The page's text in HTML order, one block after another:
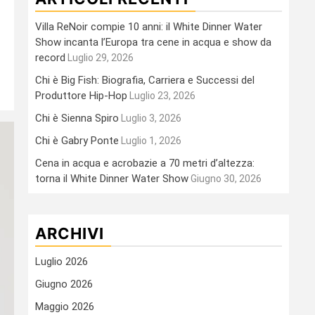
Villa ReNoir compie 10 anni: il White Dinner Water
Show incanta l’Europa tra cene in acqua e show da
record
Luglio 29, 2026
Chi è Big Fish: Biografia, Carriera e Successi del
Produttore Hip-Hop
Luglio 23, 2026
Chi è Sienna Spiro Luglio 3, 2026
Chi è Gabry Ponte Luglio 1, 2026
Cena in acqua e acrobazie a 70 metri d’altezza:
torna il White Dinner Water ShowGiugno 30, 2026
ARCHIVI
Luglio 2026
Giugno 2026
Maggio 2026